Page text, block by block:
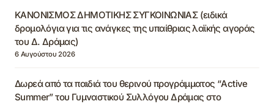
ΚΑΝΟΝΙΣΜΟΣ ΔΗΜΟΤΙΚΗΣ ΣΥΓΚΟΙΝΩΝΙΑΣ (ειδικά
δρομολόγια για τις ανάγκες της υπαίθριας λαϊκής αγοράς
του Δ. Δράμας)
6 Αυγούστου 2026
Δωρεά από τα παιδιά του θερινού προγράμματος “Active
Summer” του Γυμναστικού Συλλόγου Δράμας στο